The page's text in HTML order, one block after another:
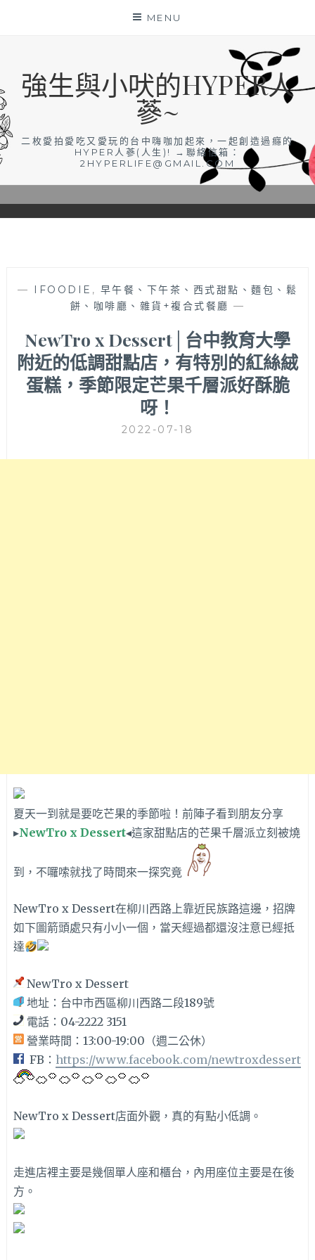
MENU
強生與小吠的HYPER人
蔘~
二枚愛拍愛吃又愛玩的台中嗨咖加起來，一起創造過癮的
HYPER人蔘(人生)! →聯絡信箱：
2HYPERLIFE@GMAIL.COM
— IFOODIE , 早午餐、下午茶、西式甜點、麵包、鬆
餅、咖啡廳、雜貨+複合式餐廳 —
NewTro x Dessert│台中教育大學
附近的低調甜點店，有特別的紅絲絨
蛋糕，季節限定芒果千層派好酥脆
呀！
2022-07-18
夏天一到就是要吃芒果的季節啦！前陣子看到朋友分享
▸NewTro x Dessert◂這家甜點店的芒果千層派立刻被燒
到，不囉嗦就找了時間來一探究竟
NewTro x Dessert在柳川西路上靠近民族路這邊，招牌
如下圖箭頭處只有小小一個，當天經過都還沒注意已經抵
達
NewTro x Dessert
地址：台中市西區柳川西路二段189號
電話：04-2222 3151
營業時間：13:00-19:00（週二公休）
FB： https://www.facebook.com/newtroxdessert
NewTro x Dessert店面外觀，真的有點小低調。
走進店裡主要是幾個單人座和櫃台，內用座位主要是在後
方。